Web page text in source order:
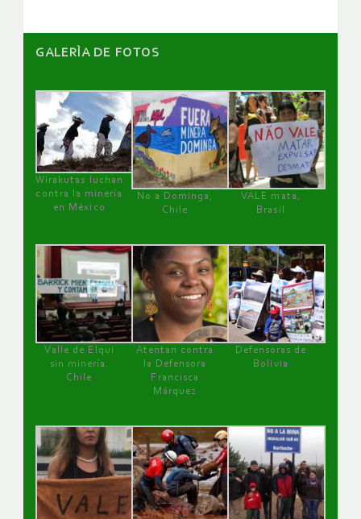
GALERÌA DE FOTOS
Wirakutas luchan
contra la minería
en México
No a Dominga,
Chile
VALE mata,
Brasil
Valle de Elqui
sin minería.
Chile
Atentan contra
la Defensora
Francisca
Márquez
Defensoras de
Bolivia